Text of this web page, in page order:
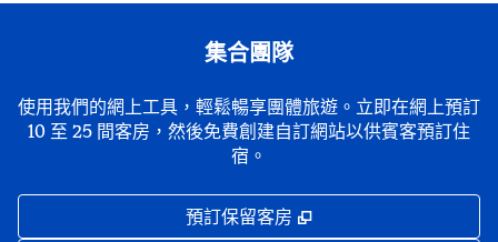
集合團隊
使用我們的網上工具，輕鬆暢享團體旅遊。立即在網上預訂
10 至 25 間客房，然後免費創建自訂網站以供賓客預訂住
宿。
預訂保留客房 ,